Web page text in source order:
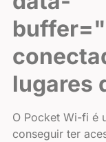
buffer="
lugares
O Pocket Wi-fi é
conseguir ter